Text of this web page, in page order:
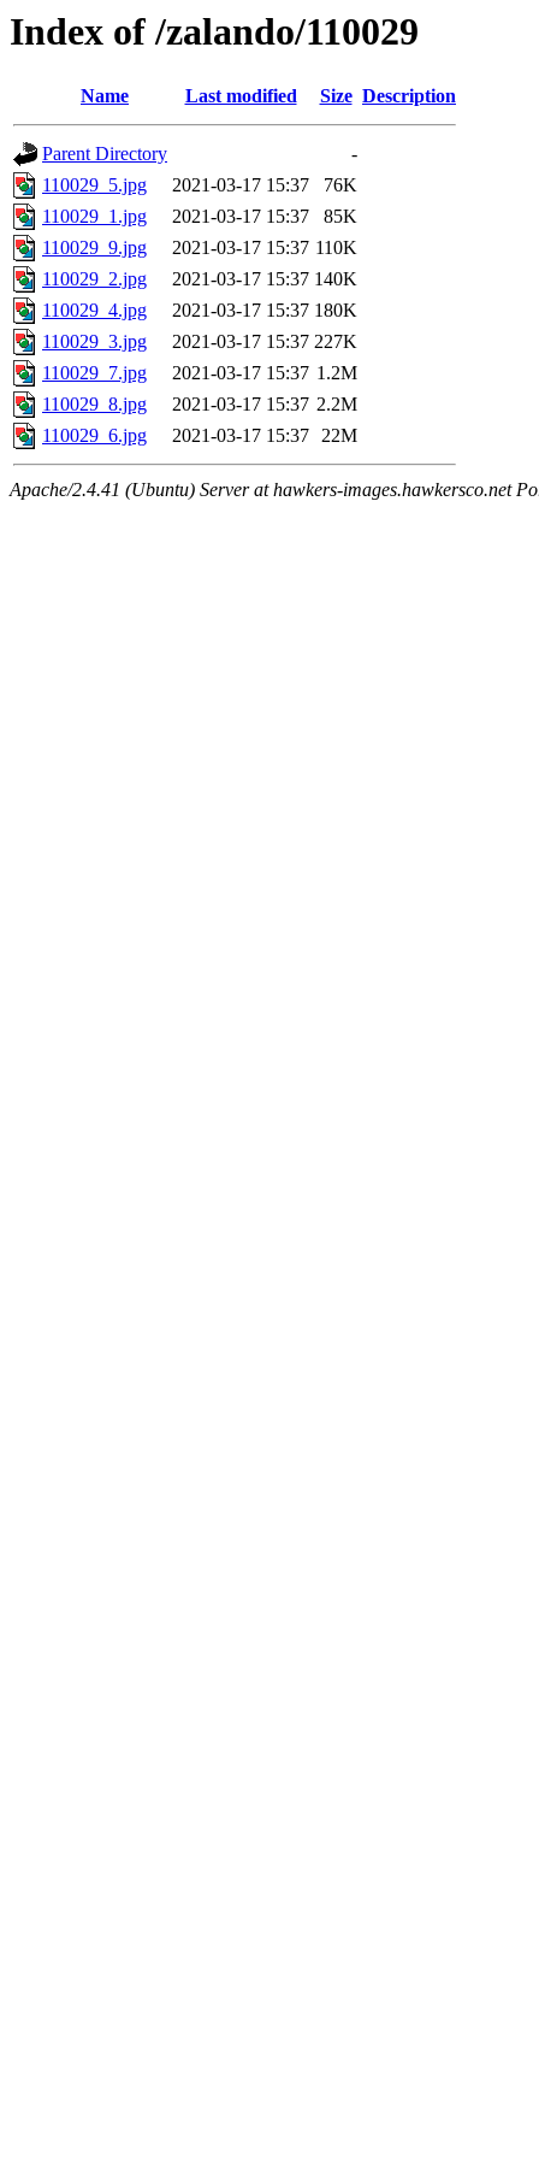
Index of /zalando/110029
Name Last modified Size Description
Parent Directory
-
110029_5.jpg
2021-03-17 15:37
76K
110029_1.jpg
2021-03-17 15:37
85K
110029_9.jpg
2021-03-17 15:37 110K
110029_2.jpg
2021-03-17 15:37 140K
110029_4.jpg
2021-03-17 15:37 180K
110029_3.jpg
2021-03-17 15:37 227K
110029_7.jpg
2021-03-17 15:37 1.2M
110029_8.jpg
2021-03-17 15:37 2.2M
110029_6.jpg
2021-03-17 15:37 22M
Apache/2.4.41 (Ubuntu) Server at hawkers-images.hawkersco.net